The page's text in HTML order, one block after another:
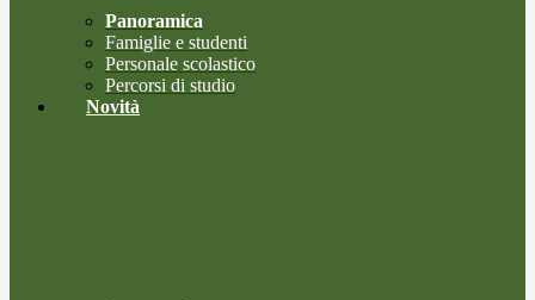
Panoramica
Famiglie e studenti
Personale scolastico
Percorsi di studio
Novità